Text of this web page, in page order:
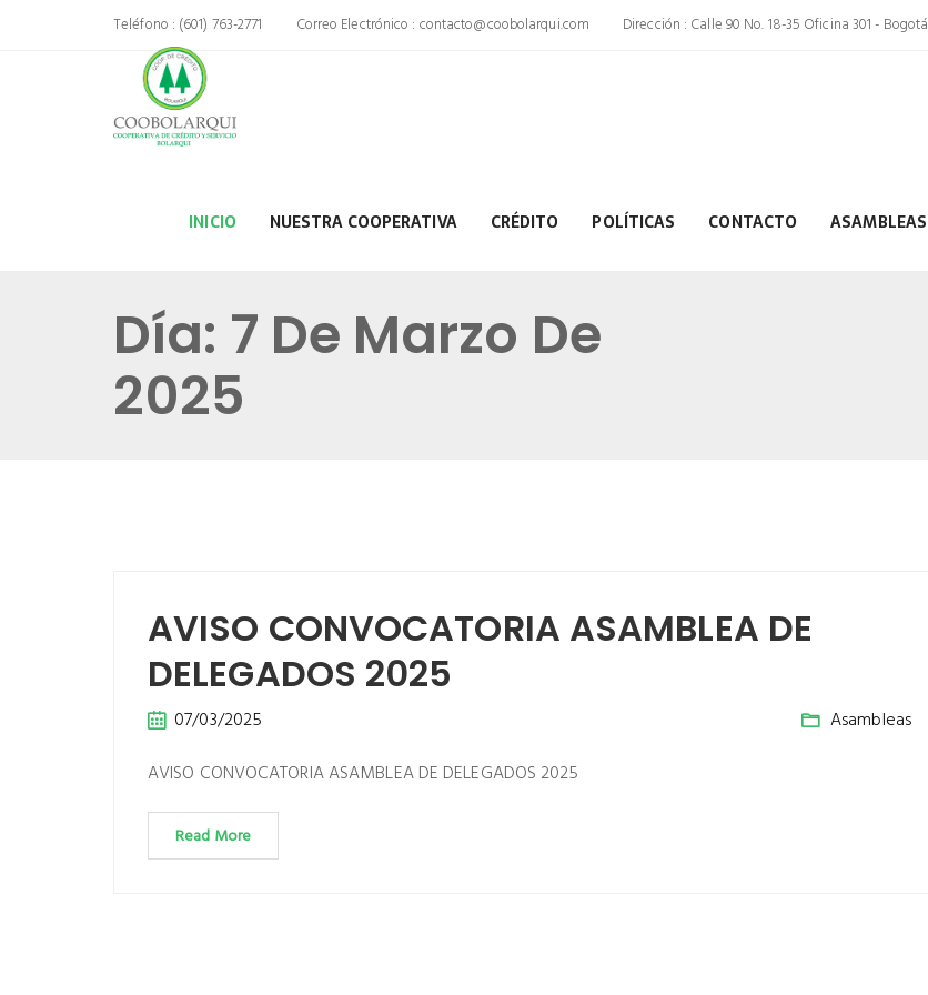
Teléfono : (601) 763-2771 Correo Electrónico : contacto@coobolarqui.com Dirección : Calle 90 No. 18-35 Oficina 301 - Bogotá
INICIO NUESTRA COOPERATIVA CRÉDITO POLÍTICAS CONTACTO ASAMBLEAS
Día: 7 De Marzo De
2025
AVISO CONVOCATORIA ASAMBLEA DE
DELEGADOS 2025
07/03/2025
Asambleas
AVISO CONVOCATORIA ASAMBLEA DE DELEGADOS 2025
Read More